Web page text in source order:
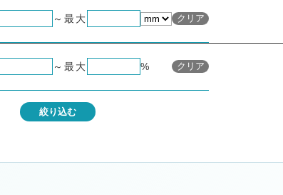
～ 最大 メッシュの絞り込み条件を
クリア
～ 最大 % メッシュの絞り込み条件を
クリア
絞り込む